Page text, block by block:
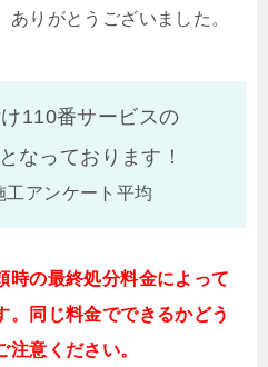
りがとうございました。
110番サービスの
なっております！
アンケート平均
の最終処分料金によって
。同じ料金でできるかどう
意ください。